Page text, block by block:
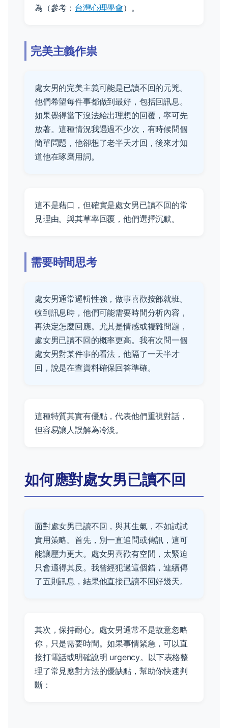
為（參考： 台灣心理學會）。
完美主義作祟
處女男的完美主義可能是已讀不回的元兇。
他們希望每件事都做到最好，包括回訊息。
如果覺得當下沒法給出理想的回覆，寧可先
放著。這種情況我遇過不少次，有時候問個
簡單問題，他卻想了老半天才回，後來才知
道他在琢磨用詞。
這不是藉口，但確實是處女男已讀不回的常
見理由。與其草率回覆，他們選擇沉默。
需要時間思考
處女男通常邏輯性強，做事喜歡按部就班。
收到訊息時，他們可能需要時間分析內容，
再決定怎麼回應。尤其是情感或複雜問題，
處女男已讀不回的概率更高。我有次問一個
處女男對某件事的看法，他隔了一天半才
回，說是在查資料確保回答準確。
這種特質其實有優點，代表他們重視對話，
但容易讓人誤解為冷淡。
如何應對處女男已讀不回
面對處女男已讀不回，與其生氣，不如試試
實用策略。首先，別一直追問或傳訊，這可
能讓壓力更大。處女男喜歡有空間，太緊迫
只會適得其反。我曾經犯過這個錯，連續傳
了五則訊息，結果他直接已讀不回好幾天。
其次，保持耐心。處女男通常不是故意忽略
你，只是需要時間。如果事情緊急，可以直
接打電話或明確說明 urgency。以下表格整
理了常見應對方法的優缺點，幫助你快速判
斷：